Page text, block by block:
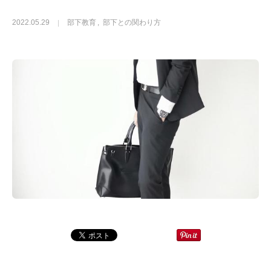
2022.05.29 部下教育 部下との関わり方